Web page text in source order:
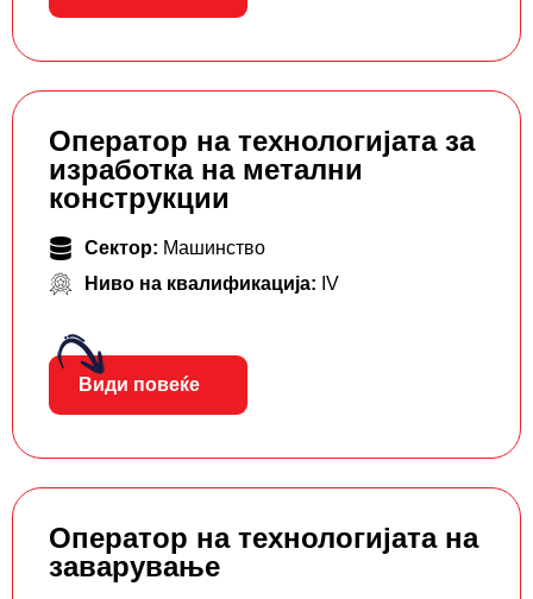
Оператор на технологијата за
изработка на метални
конструкции
Сектор: Машинство
Ниво на квалификација: IV
Види повеќе
Оператор на технологијата на
заварување